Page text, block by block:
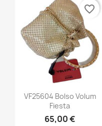
Vista rápida
VF25604 Bolso Volum
Fiesta
65,00 €
favorite_border